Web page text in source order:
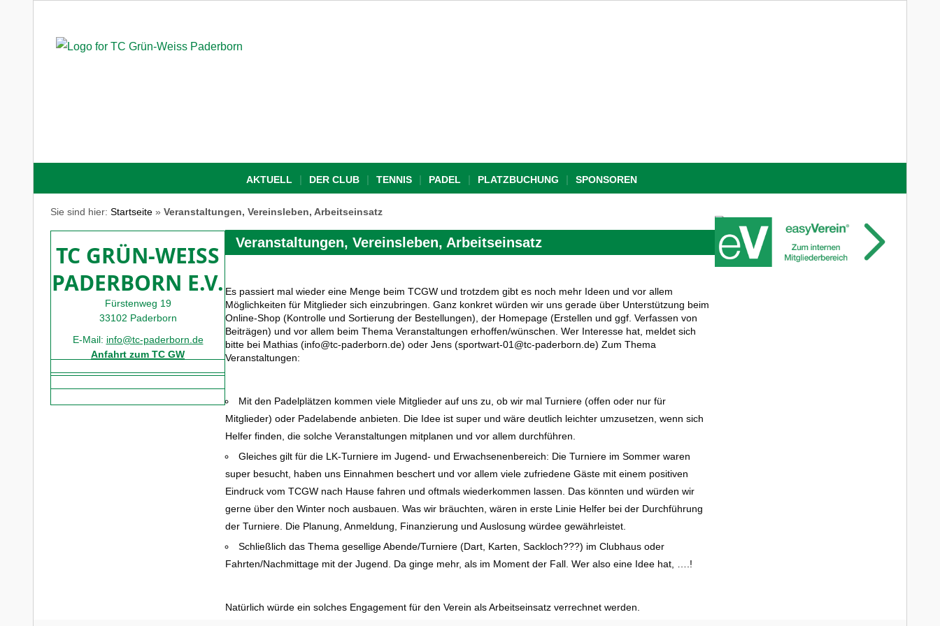
AKTUELL DER CLUB TENNIS PADEL PLATZBUCHUNG SPONSOREN
Sie sind hier: Startseite » Veranstaltungen, Vereinsleben, Arbeitseinsatz
TC GRÜN-WEISS
PADERBORN E.V.
Fürstenweg 19
33102 Paderborn
E-Mail: info@tc-paderborn.de
Anfahrt zum TC GW
Veranstaltungen, Vereinsleben, Arbeitseinsatz
Es passiert mal wieder eine Menge beim TCGW und trotzdem gibt es noch mehr Ideen und vor allem
Möglichkeiten für Mitglieder sich einzubringen. Ganz konkret würden wir uns gerade über Unterstützung beim
Online-Shop (Kontrolle und Sortierung der Bestellungen), der Homepage (Erstellen und ggf. Verfassen von
Beiträgen) und vor allem beim Thema Veranstaltungen erhoffen/wünschen. Wer Interesse hat, meldet sich
bitte bei Mathias (info@tc-paderborn.de) oder Jens (sportwart-01@tc-paderborn.de) Zum Thema
Veranstaltungen:
Mit den Padelplätzen kommen viele Mitglieder auf uns zu, ob wir mal Turniere (offen oder nur für
Mitglieder) oder Padelabende anbieten. Die Idee ist super und wäre deutlich leichter umzusetzen, wenn sich
Helfer finden, die solche Veranstaltungen mitplanen und vor allem durchführen.
Gleiches gilt für die LK-Turniere im Jugend- und Erwachsenenbereich: Die Turniere im Sommer waren
super besucht, haben uns Einnahmen beschert und vor allem viele zufriedene Gäste mit einem positiven
Eindruck vom TCGW nach Hause fahren und oftmals wiederkommen lassen. Das könnten und würden wir
gerne über den Winter noch ausbauen. Was wir bräuchten, wären in erste Linie Helfer bei der Durchführung
der Turniere. Die Planung, Anmeldung, Finanzierung und Auslosung würdee gewährleistet.
Schließlich das Thema gesellige Abende/Turniere (Dart, Karten, Sackloch???) im Clubhaus oder
Fahrten/Nachmittage mit der Jugend. Da ginge mehr, als im Moment der Fall. Wer also eine Idee hat, ….!
Natürlich würde ein solches Engagement für den Verein als Arbeitseinsatz verrechnet werden.